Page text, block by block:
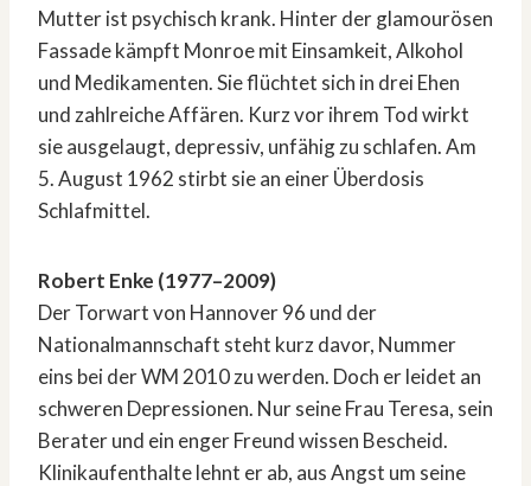
Mutter ist psychisch krank. Hinter der glamourösen
Fassade kämpft Monroe mit Einsamkeit, Alkohol
und Medikamenten. Sie flüchtet sich in drei Ehen
und zahlreiche Affären. Kurz vor ihrem Tod wirkt
sie ausgelaugt, depressiv, unfähig zu schlafen. Am
5. August 1962 stirbt sie an einer Überdosis
Schlafmittel.
Robert Enke (1977–2009)
Der Torwart von Hannover 96 und der
Nationalmannschaft steht kurz davor, Nummer
eins bei der WM 2010 zu werden. Doch er leidet an
schweren Depressionen. Nur seine Frau Teresa, sein
Berater und ein enger Freund wissen Bescheid.
Klinikaufenthalte lehnt er ab, aus Angst um seine